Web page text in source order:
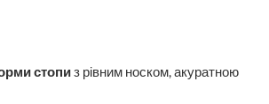
стопиз рівним носком, акуратною